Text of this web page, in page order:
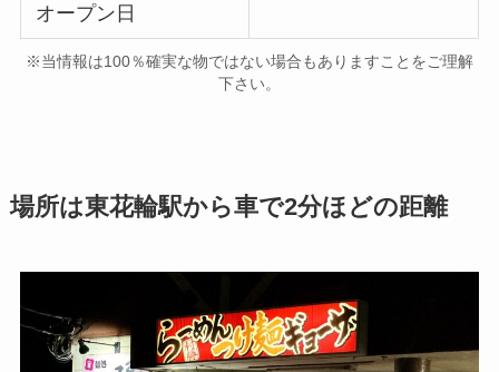
オープン日
※当情報は100％確実な物ではない場合もありますことをご理解
下さい。
場所は東花輪駅から車で2分ほどの距離